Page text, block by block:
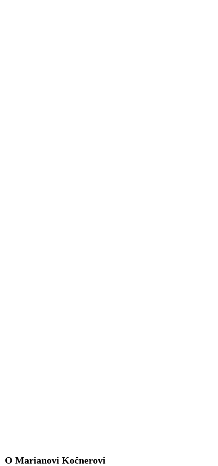
O Marianovi Kočnerovi